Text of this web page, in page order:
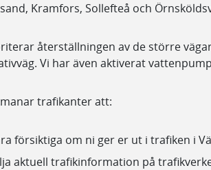
Kramfors, Sollefteå och
återställningen av de större
Vi har även aktiverat
trafikanter att:
försiktiga om ni ger er ut i trafiken i
aktuell trafikinformation på